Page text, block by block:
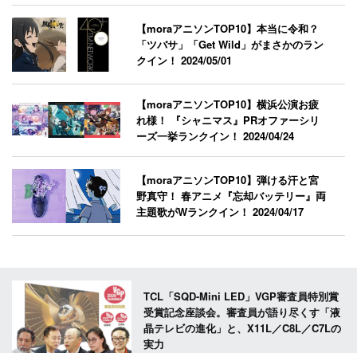
【moraアニソンTOP10】本当に令和？
「ツバサ」「Get Wild」がまさかのラン
クイン！2024/05/01
【moraアニソンTOP10】横浜公演お疲
れ様！ 『シャニマス』PRオファーシリ
ーズ一挙ランクイン！2024/04/24
【moraアニソンTOP10】弾ける汗と宮
野真守！ 春アニメ『忘却バッテリー』両
主題歌がWランクイン！2024/04/17
TCL「SQD-Mini LED」VGP審査員特別賞
受賞記念座談会。審査員が語り尽くす「液
晶テレビの進化」と、X11L／C8L／C7Lの
実力